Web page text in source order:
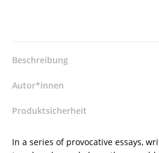
–
9783826098802
978-
9880-
Beschreibung
Autor*innen
Produktsicherheit
In a series of provocative essays,